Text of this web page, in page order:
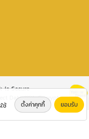
is Secure
Data With Encrypt
ช้
ตั้งค่าคุกกี้ ยอมรับ